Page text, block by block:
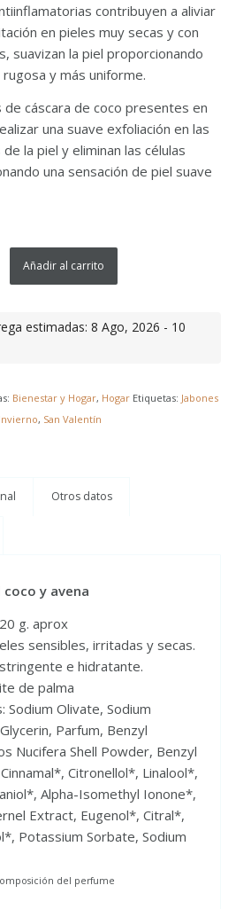
contribuyen a aliviar
en pieles muy secas y con
suavizan la piel proporcionando
y más uniforme.
de cáscara de coco presentes en
una suave exfoliación en las
la piel y eliminan las células
una sensación de piel suave
Añadir al carrito
estimadas: 8 Ago, 2026 - 10
Bienestar y Hogar, Hogar Etiquetas: Jabones
, San Valentín
Otros datos
coco y avena
g. aprox
sensibles, irritadas y secas.
e hidratante.
de palma
Sodium Olivate, Sodium
Parfum, Benzyl
Nucifera Shell Powder, Benzyl
Citronellol*, Linalool*,
Alpha-Isomethyl Ionone*,
Extract, Eugenol*, Citral*,
Potassium Sorbate, Sodium
del perfume